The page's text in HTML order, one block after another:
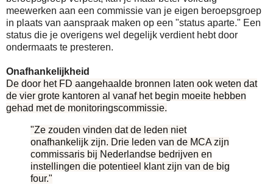
meewerken aan een commissie van je eigen beroepsgroep
in plaats van aanspraak maken op een "status aparte." Een
status die je overigens wel degelijk verdient hebt door
ondermaats te presteren.
Onafhankelijkheid
De door het FD aangehaalde bronnen laten ook weten dat
de vier grote kantoren al vanaf het begin moeite hebben
gehad met de monitoringscommissie.
"Ze zouden vinden dat de leden niet
onafhankelijk zijn. Drie leden van de MCA zijn
commissaris bij Nederlandse bedrijven en
instellingen die potentieel klant zijn van de big
four."